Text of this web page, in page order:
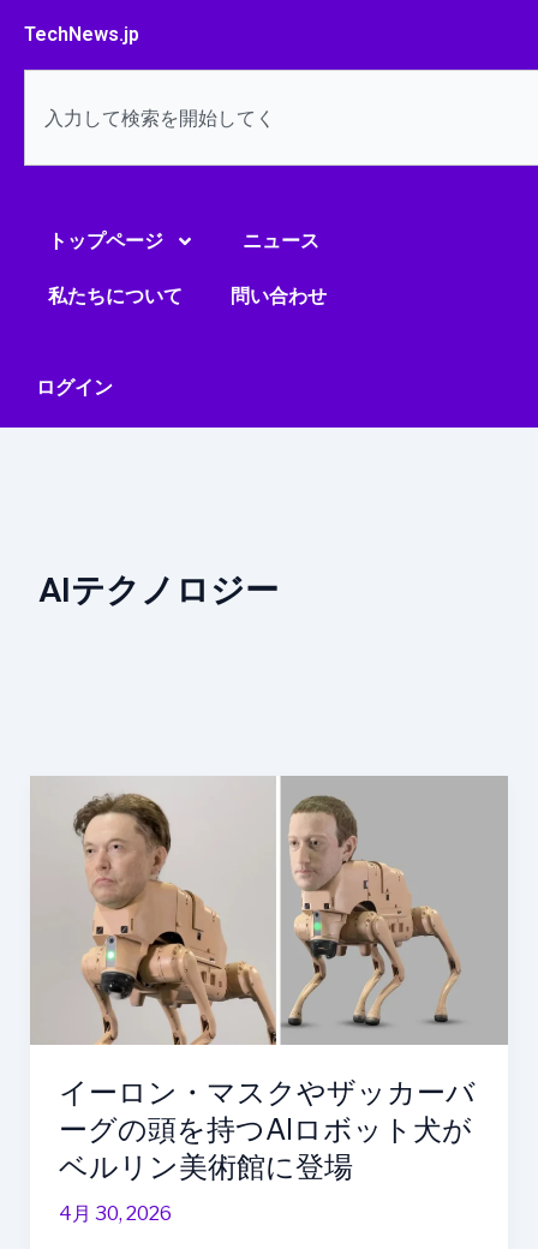
TechNews.jp
トップページ ニュース
私たちについて 問い合わせ
ログイン
AIテクノロジー
イーロン・マスクやザッカーバ
ーグの頭を持つAIロボット犬が
ベルリン美術館に登場
4月 30, 2026
ー
ン・
カ
ー
グ